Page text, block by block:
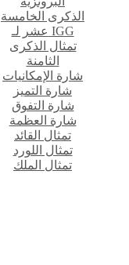
الذكرى الخامسة
عشر لـ IGG
تمثال الذكرى
الثامنة
شارة الإمكانيات
شارة التميز
شارة التفوق
شارة العظمة
تمثال القائد
تمثال اللورد
تمثال الملك